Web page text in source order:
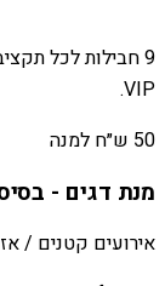
9 חבילות לכל
VIP.
50 ש״ח למנה
מנת דגים -
אירועים קטנים /